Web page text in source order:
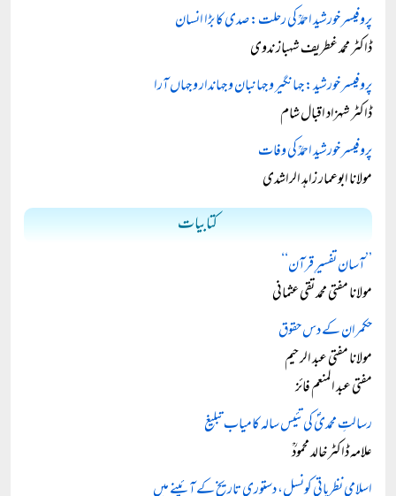
پروفیسر خورشید احمدؒ کی رحلت: صدی کا بڑا انسان
ڈاکٹر محمد غطریف شہباز ندوی
پروفیسر خورشید: جہانگیر و جہانبان و جہاندار و جہاں آرا
ڈاکٹر شہزاد اقبال شام
پروفیسر خورشید احمدؒ کی وفات
مولانا ابوعمار زاہد الراشدی
کتابیات
’’آسان تفسیرِ قرآن‘‘
مولانا مفتی محمد تقی عثمانی
حکمران کے دس حقوق
مولانا مفتی عبد الرحیم
مفتی عبد المنعم فائز
رسالتِ محمدیؐ کی تئیس سالہ کامیاب تبلیغ
علامہ ڈاکٹر خالد محمودؒ